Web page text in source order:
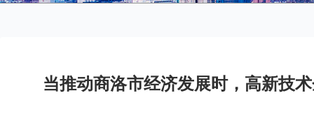
当推动商洛市经济发展时，高新技